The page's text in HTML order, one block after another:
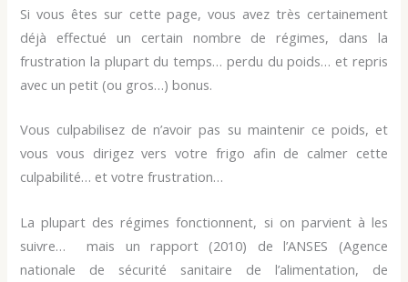
Si vous êtes sur cette page, vous avez très certainement
déjà effectué un certain nombre de régimes, dans la
frustration la plupart du temps… perdu du poids… et repris
avec un petit (ou gros…) bonus.
Vous culpabilisez de n’avoir pas su maintenir ce poids, et
vous vous dirigez vers votre frigo afin de calmer cette
culpabilité… et votre frustration…
La plupart des régimes fonctionnent, si on parvient à les
suivre… mais un rapport (2010) de l’ANSES (Agence
nationale de sécurité sanitaire de l’alimentation, de